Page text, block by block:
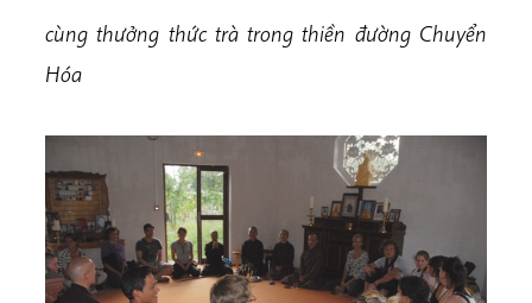
cùng thưởng thức trà trong thiền đường Chuyển
Hóa